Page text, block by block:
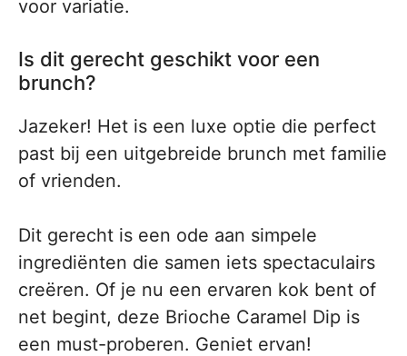
voor variatie.
Is dit gerecht geschikt voor een
brunch?
Jazeker! Het is een luxe optie die perfect
past bij een uitgebreide brunch met familie
of vrienden.
Dit gerecht is een ode aan simpele
ingrediënten die samen iets spectaculairs
creëren. Of je nu een ervaren kok bent of
net begint, deze Brioche Caramel Dip is
een must-proberen. Geniet ervan!